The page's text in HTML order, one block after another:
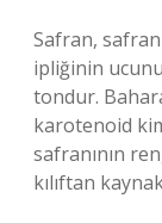
Safran,
ipliğinin
tondur.
karotenoid
safranının
kılıftan